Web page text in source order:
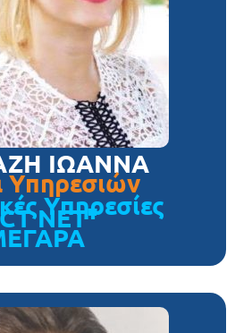
ΙΩΑΝΝΑ
Υπηρεσιών
Υπηρεσίες
NET"